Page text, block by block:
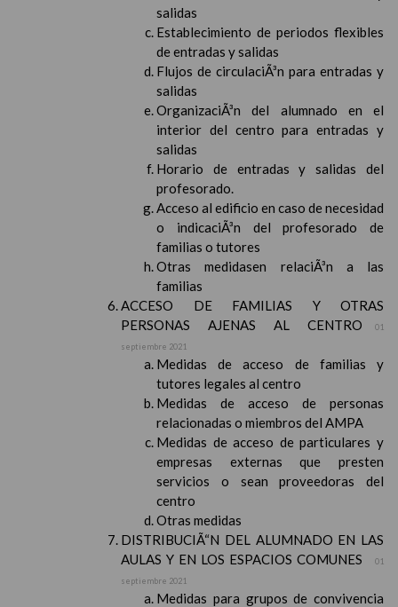
salidas
Establecimiento de periodos flexibles
de entradas y salidas
Flujos de circulaciÃ³n para entradas y
salidas
OrganizaciÃ³n del alumnado en el
interior del centro para entradas y
salidas
Horario de entradas y salidas del
profesorado.
Acceso al edificio en caso de necesidad
o indicaciÃ³n del profesorado de
familias o tutores
Otras medidasen relaciÃ³n a las
familias
ACCESO DE FAMILIAS Y OTRAS
PERSONAS AJENAS AL CENTRO
01
septiembre 2021
Medidas de acceso de familias y
tutores legales al centro
Medidas de acceso de personas
relacionadas o miembros del AMPA
Medidas de acceso de particulares y
empresas externas que presten
servicios o sean proveedoras del
centro
Otras medidas
DISTRIBUCIÃ“N DEL ALUMNADO EN LAS
AULAS Y EN LOS ESPACIOS COMUNES
01
septiembre 2021
Medidas para grupos de convivencia